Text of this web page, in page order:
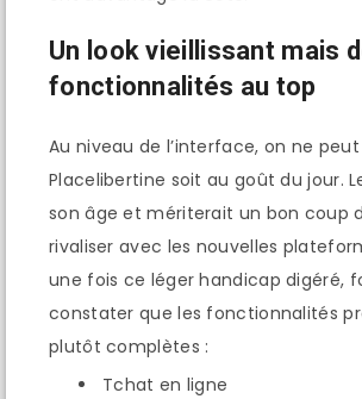
Un look vieillissant mais
fonctionnalités au top
Au niveau de l’interface, on ne
Placelibertine soit au goût du jour.
son âge et mériterait un bon coup
rivaliser avec les nouvelles
une fois ce léger handicap digéré,
constater que les fonctionnalités
plutôt complètes :
Tchat en ligne